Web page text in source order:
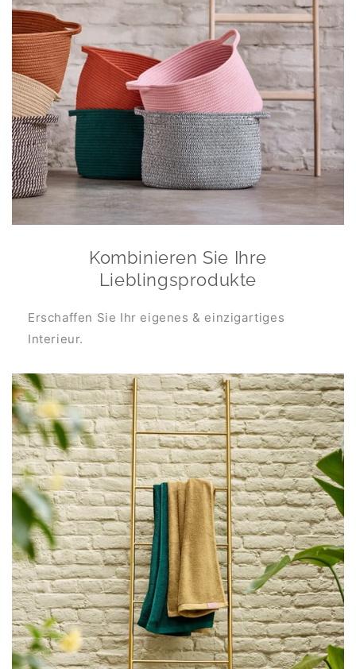
Kombinieren Sie Ihre
Lieblingsprodukte
Erschaffen Sie Ihr eigenes & einzigartiges
Interieur.